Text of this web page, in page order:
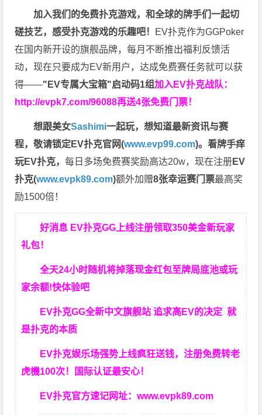
加入我们的免费扑克游戏，和全球的牌手们一起切
磋技艺，感受扑克游戏的乐趣吧！ EV扑克作为GGPoker
在国内新开设的旗舰品牌，每月不断推出福利反馈活
动，现在只要成为EV新用户，达成免费赛任务就可以获
得——"EV专属大宝箱"启动码1组加入EV扑克战队：
http://evpk7.com/96088再送4张免费门票！
想跟美女Sashimi一起玩，想知道最新资讯与赛
程，敬请锁定EV扑克官网(www.evp99.com)。看牌手痒
玩EV扑克，每日多场免费赛奖励高达20w，现在注册EV
扑克(www.evpk89.com)额外加赠8张幸运赛门票最高奖
励1500倍！
好消息 EV扑克GG上线注册领取350美金新玩家
礼包！
全天24小时随机将掉落现金红包至牌局底池或玩
家余额!快体验吧
EV扑克GG全新中文旗舰站 追求高EV的决定就
是扑克的本质
EV扑克娱乐场强势上线疯狂送钱，注册免费转老
虎機100次！国际认证最安心！
EV扑克官方速记网址：www.evpk89.com